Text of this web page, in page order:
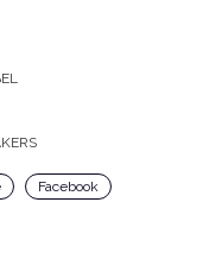
Facebook